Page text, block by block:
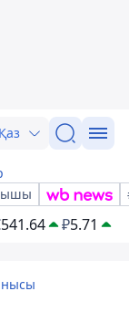
Қаз
541.64 ₽5.71